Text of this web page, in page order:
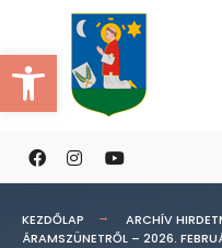
Eszköztár megnyitása
to
content
KEZDŐLAP ARCHÍV
ÁRAMSZÜNETRŐL – 2026.
Search